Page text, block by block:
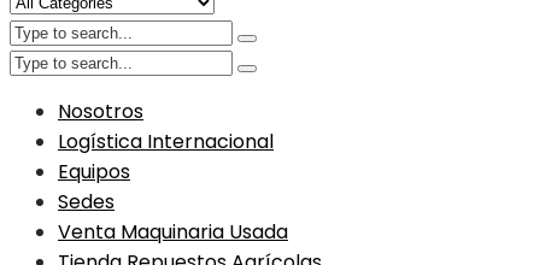
Nosotros
Logística Internacional
Equipos
Sedes
Venta Maquinaria Usada